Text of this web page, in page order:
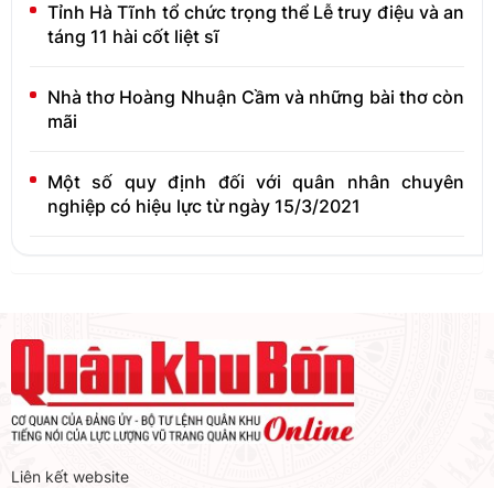
Tỉnh Hà Tĩnh tổ chức trọng thể Lễ truy điệu và an
táng 11 hài cốt liệt sĩ
Nhà thơ Hoàng Nhuận Cầm và những bài thơ còn
mãi
Một số quy định đối với quân nhân chuyên
nghiệp có hiệu lực từ ngày 15/3/2021
Liên kết website